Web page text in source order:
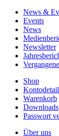
News &
Events
News
Newsletter
Shop
Warenkorb
Downloads
Passwort
Über uns